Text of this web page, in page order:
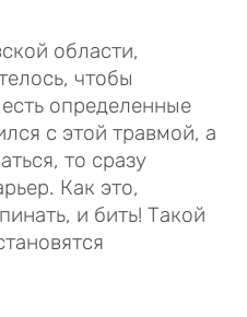
области,
чтобы
определенные
с этой травмой, а
то сразу
Как это,
и бить! Такой